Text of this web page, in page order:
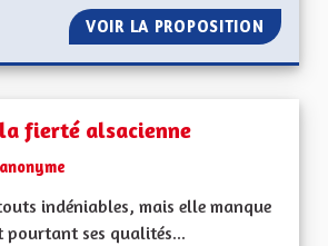
VOIR LA PROPOSITION
fierté alsacienne
indéniables, mais elle manque
pourtant ses qualités...